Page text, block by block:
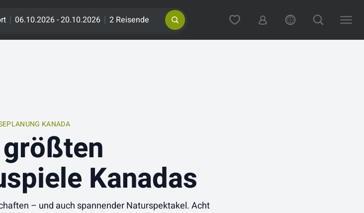
06.10.2026 - 20.10.2026 2 Reisende
KANADA
Kanadas
– und auch spannender Naturspektakel. Acht